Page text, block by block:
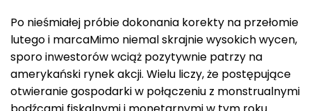
Po nieśmiałej próbie dokonania korekty na przełomie
lutego i marcaMimo niemal skrajnie wysokich wycen,
sporo inwestorów wciąż pozytywnie patrzy na
amerykański rynek akcji. Wielu liczy, że postępujące
otwieranie gospodarki w połączeniu z monstrualnymi